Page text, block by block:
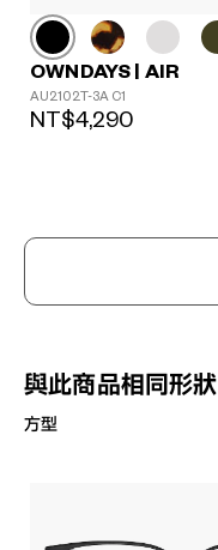
OWNDAYS | AIR
AU2102T-3A C1
NT$4,290
與此商品相同形狀
方型